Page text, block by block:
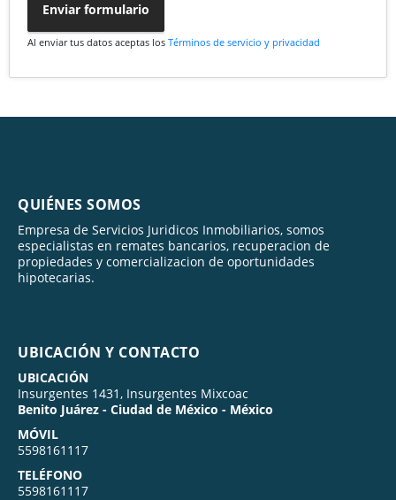
Enviar formulario
Al enviar tus datos aceptas los Términos de servicio y privacidad
QUIÉNES SOMOS
Empresa de Servicios Juridicos Inmobiliarios, somos
especialistas en remates bancarios, recuperacion de
propiedades y comercializacion de oportunidades
hipotecarias.
UBICACIÓN Y CONTACTO
UBICACIÓN
Insurgentes 1431, Insurgentes Mixcoac
Benito Juárez - Ciudad de México - México
MÓVIL
5598161117
TELÉFONO
5598161117